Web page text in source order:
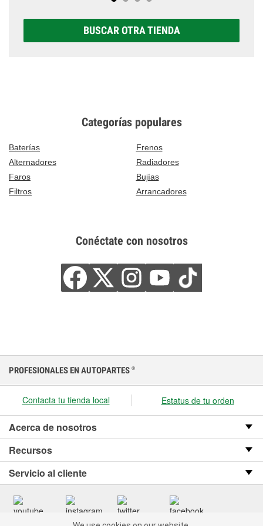
BUSCAR OTRA TIENDA
Categorías populares
Baterías
Frenos
Alternadores
Radiadores
Faros
Bujías
Filtros
Arrancadores
Conéctate con nosotros
PROFESIONALES EN AUTOPARTES ®
Contacta tu tienda local Estatus de tu orden
Acerca de nosotros
Recursos
Servicio al cliente